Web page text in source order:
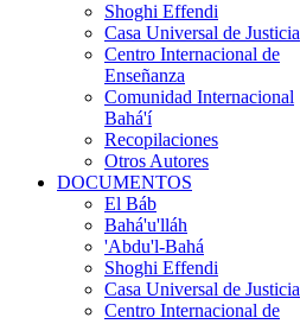
Shoghi Effendi
Casa Universal de Justicia
Centro Internacional de
Enseñanza
Comunidad Internacional
Bahá'í
Recopilaciones
Otros Autores
DOCUMENTOS
El Báb
Bahá'u'lláh
'Abdu'l-Bahá
Shoghi Effendi
Casa Universal de Justicia
Centro Internacional de